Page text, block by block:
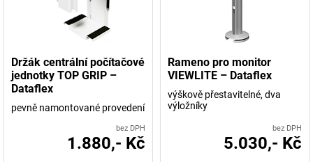
Držák centrální počítačové
jednotky TOP GRIP –
Dataflex
pevně namontované provedení
bez DPH
1.880,- Kč
Rameno pro monitor
VIEWLITE – Dataflex
výškově přestavitelné, dva
výložníky
bez DPH
5.030,- Kč